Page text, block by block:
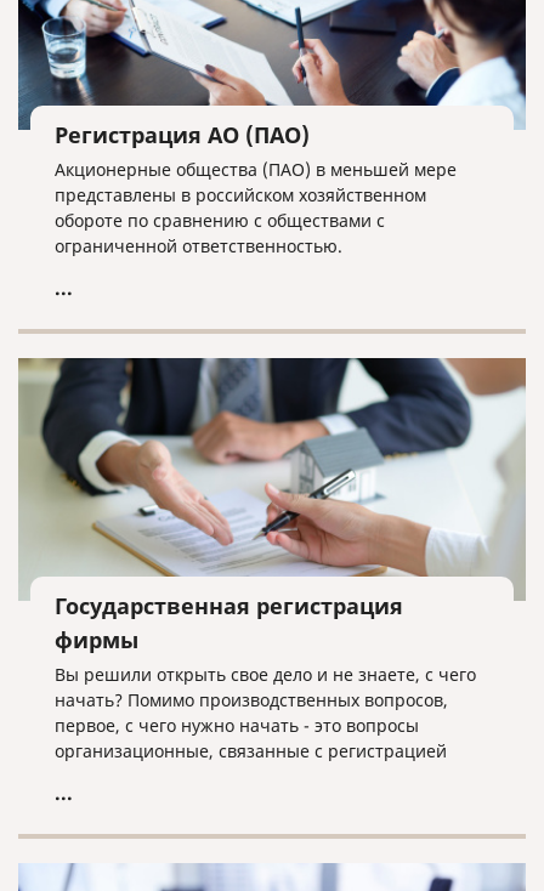
Регистрация АО (ПАО)
Акционерные общества (ПАО) в меньшей мере
представлены в российском хозяйственном
обороте по сравнению с обществами с
ограниченной ответственностью.
...
Государственная регистрация
фирмы
Вы решили открыть свое дело и не знаете, с чего
начать? Помимо производственных вопросов,
первое, с чего нужно начать - это вопросы
организационные, связанные с регистрацией
...